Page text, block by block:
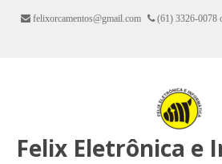
para
felixorcamentos@gmail.com (61) 3326-0078
Felix Eletrônica e